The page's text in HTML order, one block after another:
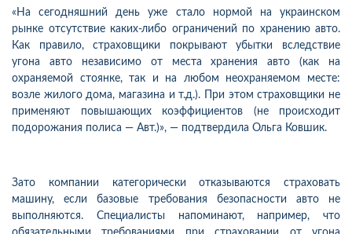
«На сегодняшний день уже стало нормой на украинском
рынке отсутствие каких-либо ограничений по хранению авто.
Как правило, страховщики покрывают убытки вследствие
угона авто независимо от места хранения авто (как на
охраняемой стоянке, так и на любом неохраняемом месте:
возле жилого дома, магазина и т.д.). При этом страховщики не
применяют повышающих коэффициентов (не происходит
подорожания полиса — Авт.)», — подтвердила Ольга Ковшик.
Зато компании категорически отказываются страховать
машину, если базовые требования безопасности авто не
выполняются. Специалисты напоминают, например, что